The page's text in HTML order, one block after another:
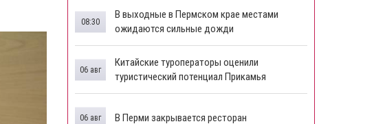
В выходные в Пермском крае местами
ожидаются сильные дожди
08:30
Китайские туроператоры оценили
туристический потенциал Прикамья
06 авг
В Перми закрывается ресторан
06 авг